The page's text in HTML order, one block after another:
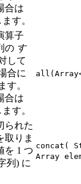
合は
す。
算子
の す
して
合に
す。
合は
す。
られた
取りま
を 1 つ
列) に
concat(
Array